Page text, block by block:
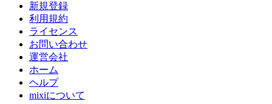
新規登録
利用規約
ライセンス
お問い合わせ
運営会社
ホーム
ヘルプ
mixiについて